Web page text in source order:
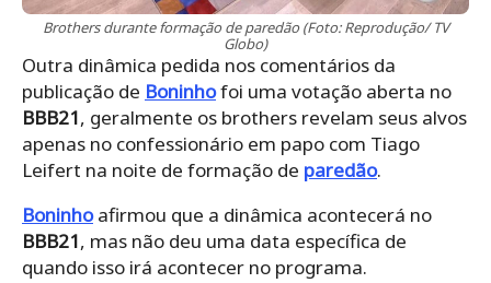
Brothers durante formação de paredão (Foto: Reprodução/ TV
Globo)
Outra dinâmica pedida nos comentários da
publicação de Boninhofoi uma votação aberta no
BBB21, geralmente os brothers revelam seus alvos
apenas no confessionário em papo com Tiago
Leifert na noite de formação de paredão.
Boninhoafirmou que a dinâmica acontecerá no
BBB21, mas não deu uma data específica de
quando isso irá acontecer no programa.